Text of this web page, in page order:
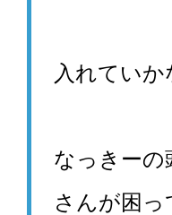
入れてい
なっきーの
さんが困っ